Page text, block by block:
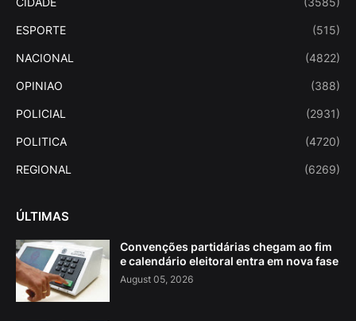
ESPORTE (515)
NACIONAL (4822)
OPINIAO (388)
POLICIAL (2931)
POLITICA (4720)
REGIONAL (6269)
ÚLTIMAS
Convenções partidárias chegam ao fim
e calendário eleitoral entra em nova fase
August 05, 2026